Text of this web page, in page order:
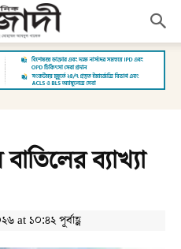
ব্যাখ্যা
at ১০:৪২ পূর্বাহ্ণ